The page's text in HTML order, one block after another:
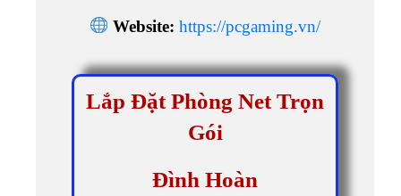
Website: https://pcgaming.vn/
Lắp Đặt Phòng Net Trọn
Gói
Đình Hoàn